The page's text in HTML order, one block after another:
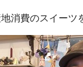
消費のスイーツ